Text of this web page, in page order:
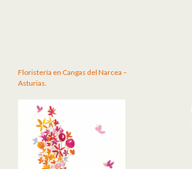
Floristería en Cangas del Narcea –
Asturias.